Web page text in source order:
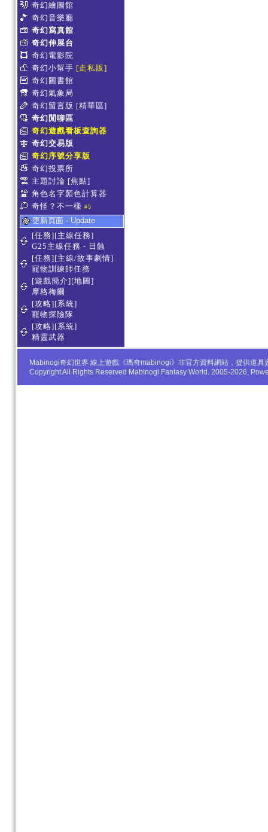
奇幻繪圖館
奇幻音樂廳
奇幻寫真館
奇幻伸展台
奇幻電影院
奇幻小幫手 [走私販]
奇幻圖書館
奇幻氣象局
奇幻留言版 [精華區]
奇幻閒聊區
奇幻遊戲看板查詢器
奇幻交易版
奇幻序號分享版
奇幻投票所
主題討論 [焦點]
角色名字顏色計算器
奇怪？不一樣 #5
更新頁面 - Update
[任務][主線任務]
G25主線任務 - 日蝕
[任務][主線/故事劇情]
寵物訓練師任務
[遊戲簡介][地圖]
摩格梅爾
[攻略][系統]
寵物探險隊
[攻略][系統]
精靈武器
Mabinogi奇幻世界 線上遊戲《瑪奇mabinogi》非官方資料網站，提供道
Copyright All Rights Reserved Mabinogi Fantasy World. 2005-2026,